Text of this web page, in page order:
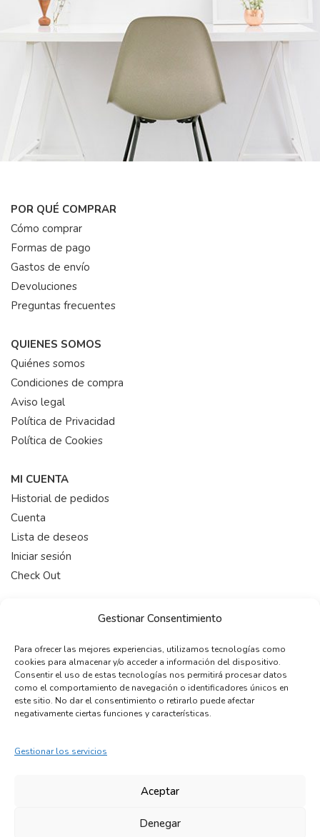
Gestionar Consentimiento
Para ofrecer las mejores experiencias, utilizamos tecnologías como
cookies para almacenar y/o acceder a información del dispositivo.
Consentir el uso de estas tecnologías nos permitirá procesar datos
como el comportamiento de navegación o identificadores únicos en
este sitio. No dar el consentimiento o retirarlo puede afectar
negativamente ciertas funciones y características.
Gestionar los servicios
Aceptar
Denegar
POR QUÉ COMPRAR
Cómo comprar
Formas de pago
Gastos de envío
Devoluciones
Preguntas frecuentes
QUIENES SOMOS
Quiénes somos
Condiciones de compra
Aviso legal
Política de Privacidad
Política de Cookies
MI CUENTA
Historial de pedidos
Cuenta
Lista de deseos
Iniciar sesión
Check Out
CONTACTAR
telefono:+34 722 12 15 22
email:info@maleonss.com
reservados.